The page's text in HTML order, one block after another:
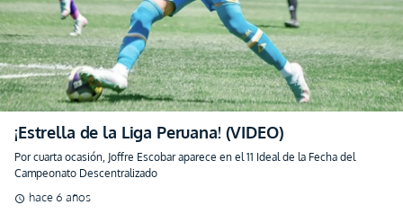
¡Estrella de la Liga Peruana! (VIDEO)
Por cuarta ocasión, Joffre Escobar aparece en el 11 Ideal de la Fecha del
Campeonato Descentralizado
schedule hace 6 años